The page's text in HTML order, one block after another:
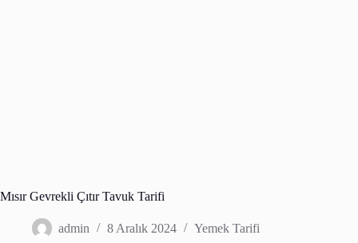
Mısır Gevrekli Çıtır Tavuk Tarifi
admin 8 Aralık 2024 Yemek Tarifi